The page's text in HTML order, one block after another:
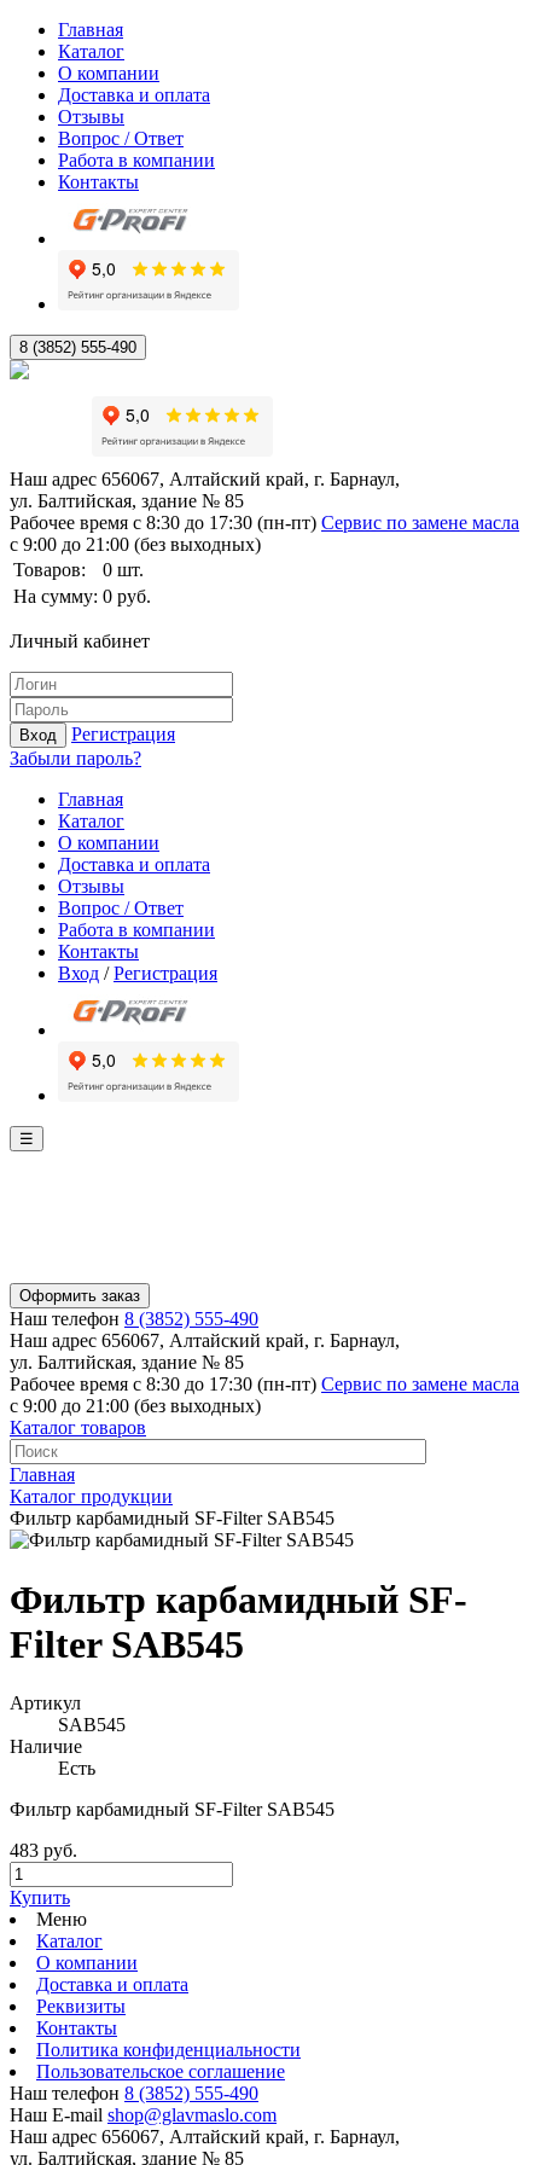
Главная
Каталог
О компании
Доставка и оплата
Отзывы
Вопрос / Ответ
Работа в компании
Контакты
8 (3852) 555-490
Наш адрес 656067, Алтайский край, г. Барнаул,
ул. Балтийская, здание № 85
Рабочее время с 8:30 до 17:30 (пн-пт) Сервис по замене масла
с 9:00 до 21:00 (без выходных)
Товаров:
0 шт.
На сумму: 0 руб.
Личный кабинет
Вход
Регистрация
Забыли пароль?
Главная
Каталог
О компании
Доставка и оплата
Отзывы
Вопрос / Ответ
Работа в компании
Контакты
Вход /Регистрация
☰
Оформить заказ
Наш телефон 8 (3852) 555-490
Наш адрес 656067, Алтайский край, г. Барнаул,
ул. Балтийская, здание № 85
Рабочее время с 8:30 до 17:30 (пн-пт) Сервис по замене масла
с 9:00 до 21:00 (без выходных)
Каталог товаров
Главная
Каталог продукции
Фильтр карбамидный SF-Filter SAB545
Фильтр карбамидный SF-
Filter SAB545
Артикул
SAB545
Наличие
Есть
Фильтр карбамидный SF-Filter SAB545
483 руб.
Купить
Меню
Каталог
О компании
Доставка и оплата
Реквизиты
Контакты
Политика конфиденциальности
Пользовательское соглашение
Наш телефон 8 (3852) 555-490
Наш E-mail shop@glavmaslo.com
Наш адрес 656067, Алтайский край, г. Барнаул,
ул. Балтийская, здание № 85